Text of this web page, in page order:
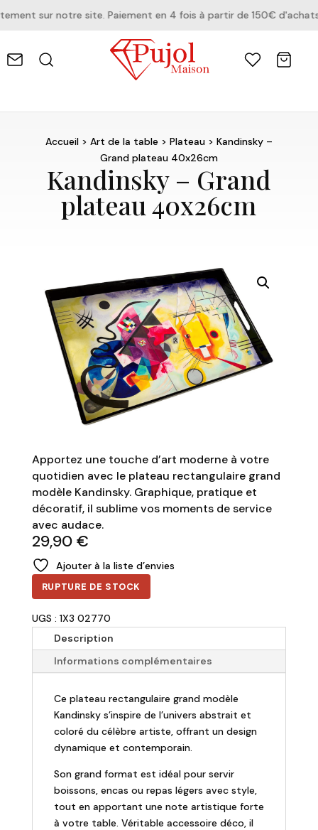
sur notre site. Paiement en 4 fois à partir de 150€ d'achats.
Accueil> Art de la table> Plateau> Kandinsky –
Grand plateau 40x26cm
Kandinsky – Grand
plateau 40x26cm
Apportez une touche d’art moderne à votre
quotidien avec le plateau rectangulaire grand
modèle Kandinsky. Graphique, pratique et
décoratif, il sublime vos moments de service
avec audace.
29,90 €
Ajouter à la liste d’envies
RUPTURE DE STOCK
UGS : 1X3 02770
Description
Informations complémentaires
Ce plateau rectangulaire grand modèle
Kandinsky s’inspire de l’univers abstrait et
coloré du célèbre artiste, offrant un design
dynamique et contemporain.
Son grand format est idéal pour servir
boissons, encas ou repas légers avec style,
tout en apportant une note artistique forte
à votre table. Véritable accessoire déco, il